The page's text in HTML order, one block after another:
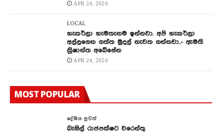
APR 24, 2026
LOCAL
හැකර්ලා හැමතැනම ඉන්නවා. අපි හැකර්ලා
අල්ලගෙන ගත්ත මුදල් නැවත ගන්නවා..- ඇමති
ක්‍රිෂාන්ත අබේසේන
APR 24, 2026
MOST POPULAR
දේශිය පුවත්
බැසිල් රාජපක්ෂට වරෙන්තු